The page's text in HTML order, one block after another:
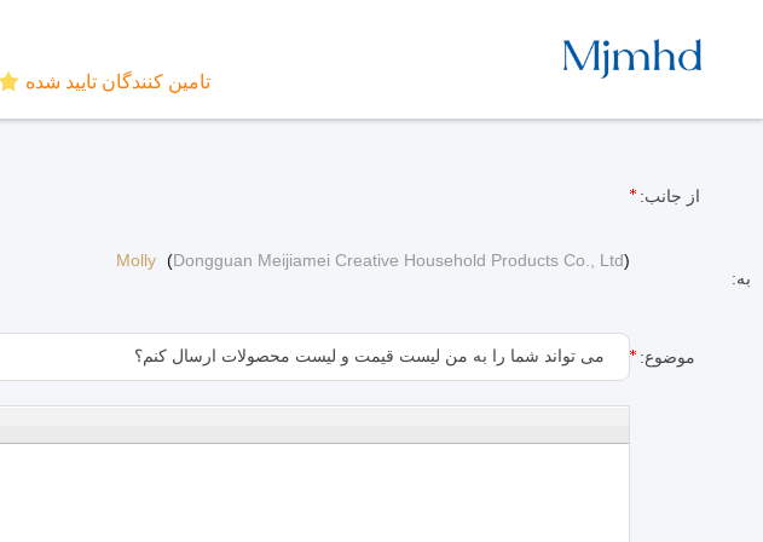
تامین کنندگان تایید شده
از جانب:
به:
Molly (Dongguan Meijiamei Creative Household Products Co., Ltd)
موضوع: